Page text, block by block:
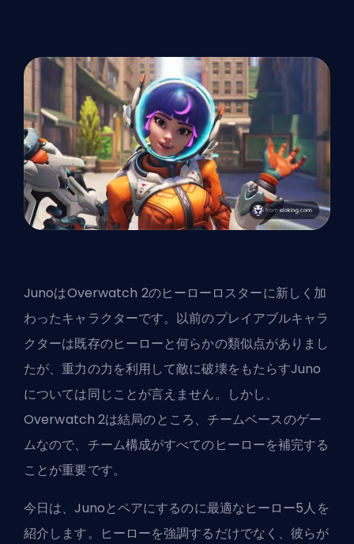
JunoはOverwatch 2のヒーローロスターに新しく加
わったキャラクターです。以前のプレイアブルキャラ
クターは既存のヒーローと何らかの類似点がありまし
たが、重力の力を利用して敵に破壊をもたらすJuno
については同じことが言えません。しかし、
Overwatch 2は結局のところ、チームベースのゲー
ムなので、チーム構成がすべてのヒーローを補完する
ことが重要です。
今日は、Junoとペアにするのに最適なヒーロー5人を
紹介します。ヒーローを強調するだけでなく、彼らが